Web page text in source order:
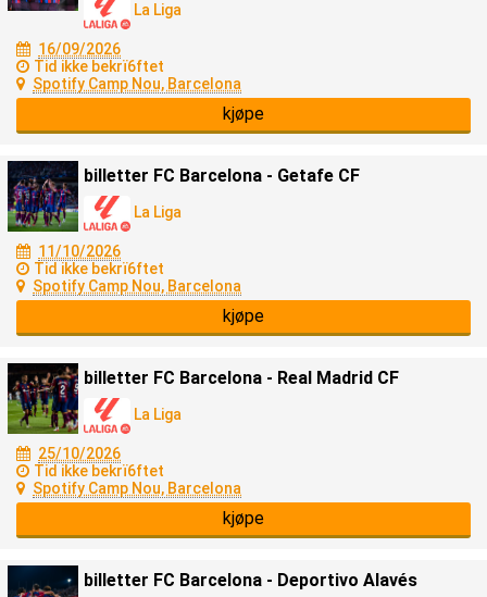
La Liga
16/09/2026
Tid ikke bekrï6ftet
Spotify Camp Nou, Barcelona
kjøpe
billetter FC Barcelona - Getafe CF
La Liga
11/10/2026
Tid ikke bekrï6ftet
Spotify Camp Nou, Barcelona
kjøpe
billetter FC Barcelona - Real Madrid CF
La Liga
25/10/2026
Tid ikke bekrï6ftet
Spotify Camp Nou, Barcelona
kjøpe
billetter FC Barcelona - Deportivo Alavés